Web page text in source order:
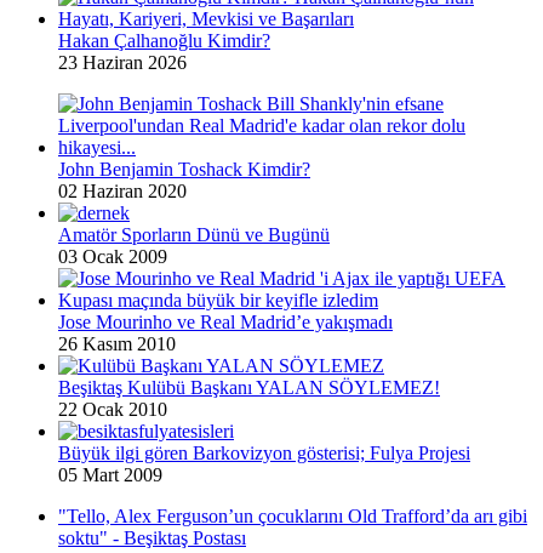
Hakan Çalhanoğlu Kimdir?
23 Haziran 2026
John Benjamin Toshack Kimdir?
02 Haziran 2020
Amatör Sporların Dünü ve Bugünü
03 Ocak 2009
Jose Mourinho ve Real Madrid’e yakışmadı
26 Kasım 2010
Beşiktaş Kulübü Başkanı YALAN SÖYLEMEZ!
22 Ocak 2010
Büyük ilgi gören Barkovizyon gösterisi; Fulya Projesi
05 Mart 2009
"Tello, Alex Ferguson’un çocuklarını Old Trafford’da arı gibi
soktu" - Beşiktaş Postası